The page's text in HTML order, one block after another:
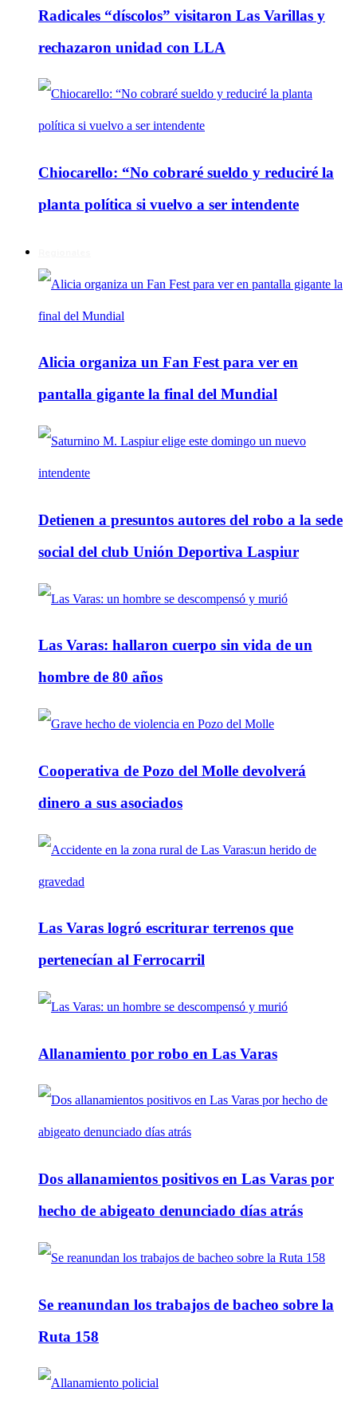
Radicales “díscolos” visitaron Las Varillas y
rechazaron unidad con LLA
Chiocarello: “No cobraré sueldo y reduciré la
planta política si vuelvo a ser intendente
Alicia organiza un Fan Fest para ver en
pantalla gigante la final del Mundial
Detienen a presuntos autores del robo a la sede
social del club Unión Deportiva Laspiur
Las Varas: hallaron cuerpo sin vida de un
hombre de 80 años
Cooperativa de Pozo del Molle devolverá
dinero a sus asociados
Las Varas logró escriturar terrenos que
pertenecían al Ferrocarril
Allanamiento por robo en Las Varas
Dos allanamientos positivos en Las Varas por
hecho de abigeato denunciado días atrás
Se reanundan los trabajos de bacheo sobre la
Ruta 158